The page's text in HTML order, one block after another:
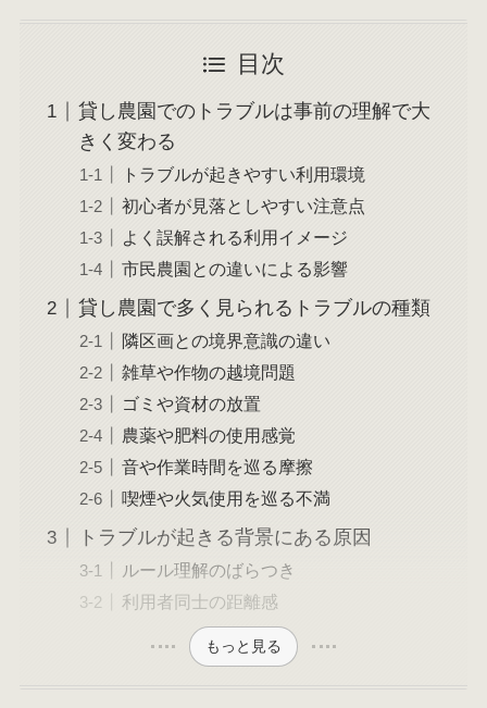
目次
貸し農園でのトラブルは事前の理解で大
きく変わる
トラブルが起きやすい利用環境
初心者が見落としやすい注意点
よく誤解される利用イメージ
市民農園との違いによる影響
貸し農園で多く見られるトラブルの種類
隣区画との境界意識の違い
雑草や作物の越境問題
ゴミや資材の放置
農薬や肥料の使用感覚
音や作業時間を巡る摩擦
喫煙や火気使用を巡る不満
トラブルが起きる背景にある原因
ルール理解のばらつき
利用者同士の距離感
もっと見る